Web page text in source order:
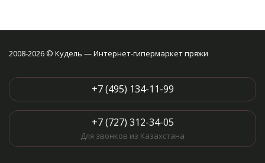
2008-2026 © Кудель — Интернет-гипермаркет пряжи
+7 (495) 134-11-99
+7 (727) 312-34-05
Для звонков из Казахстана